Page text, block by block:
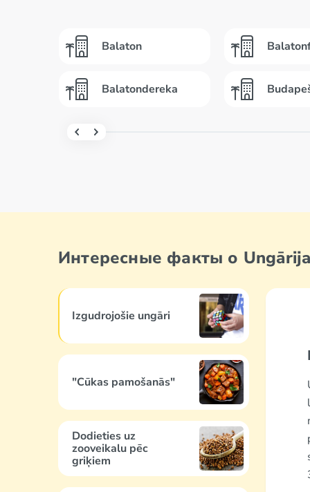
Valoda gudrajiem
Balaton
Balatondereka
Интересные факты о Ungārija
Izgudrojošie ungāri
"Cūkas pamošanās"
Dodieties uz
zooveikalu pēc
griķiem